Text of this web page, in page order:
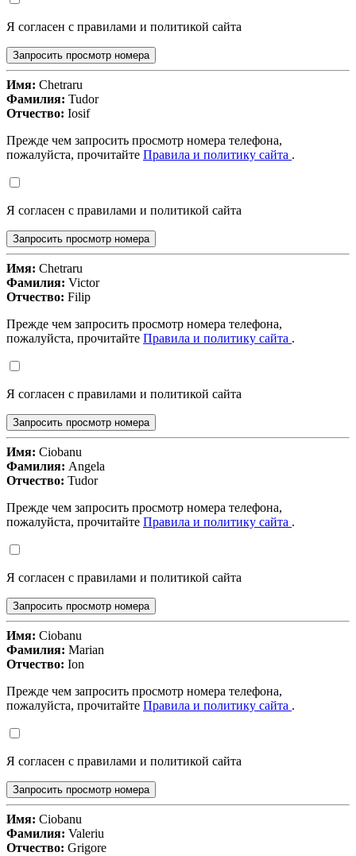
Я согласен с правилами и политикой сайта
Запросить просмотр номера
Имя: Chetraru
Фамилия: Tudor
Отчество: Iosif
Прежде чем запросить просмотр номера телефона,
пожалуйста, прочитайте Правила и политику сайта .
Я согласен с правилами и политикой сайта
Запросить просмотр номера
Имя: Chetraru
Фамилия: Victor
Отчество: Filip
Прежде чем запросить просмотр номера телефона,
пожалуйста, прочитайте Правила и политику сайта .
Я согласен с правилами и политикой сайта
Запросить просмотр номера
Имя: Ciobanu
Фамилия: Angela
Отчество: Tudor
Прежде чем запросить просмотр номера телефона,
пожалуйста, прочитайте Правила и политику сайта .
Я согласен с правилами и политикой сайта
Запросить просмотр номера
Имя: Ciobanu
Фамилия: Marian
Отчество: Ion
Прежде чем запросить просмотр номера телефона,
пожалуйста, прочитайте Правила и политику сайта .
Я согласен с правилами и политикой сайта
Запросить просмотр номера
Имя: Ciobanu
Фамилия: Valeriu
Отчество: Grigore